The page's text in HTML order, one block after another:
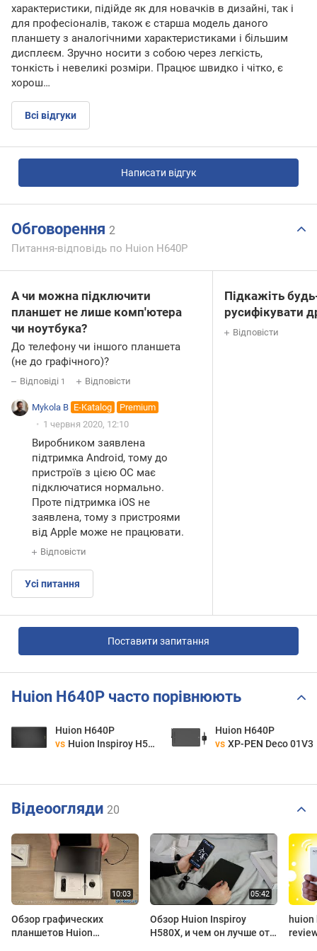
характеристики, підійде як для новачків в дизайні, так і
для професіоналів, також є старша модель даного
планшету з аналогічними характеристиками і більшим
дисплеєм. Зручно носити з собою через легкість,
тонкість і невеликі розміри. Працює швидко і чітко, є
хорош…
Всі відгуки
Написати відгук
Обговорення 2
Питання-відповідь по Huion H640P
А чи можна підключити
планшет не лише комп'ютера
чи ноутбука?
До телефону чи іншого планшета
(не до графічного)?
Відповіді 1 Відповісти
Mykola B E-Katalog
Premium
1 червня 2020, 12:10
Виробником заявлена
підтримка Android, тому до
пристроїв з цією ОС має
підключатися нормально.
Проте підтримка iOS не
заявлена, тому з пристроями
від Apple може не працювати.
Відповісти
Усі питання
Підкажіть
русифікувати
Відповісти
Поставити запитання
Huion H640P часто порівнюють
Huion H640P
vs Huion Inspiroy H580X
Huion H640P
vs XP-PEN Deco 01V3
Відеоогляди 20
Обзор графических
планшетов Huion
Обзор Huion Inspiroy
H580X, и чем он лучше от
huion